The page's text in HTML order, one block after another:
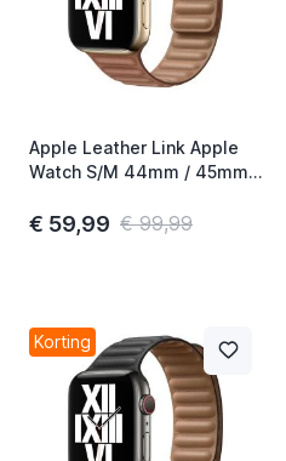
Apple Leather Link Apple
Watch S/M 44mm / 45mm /
€ 59,99 € 99,99
Korting